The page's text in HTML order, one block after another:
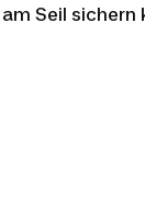
Seil sichern